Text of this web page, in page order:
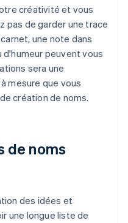
créativité et vous
pas de garder une trace
une note dans
peuvent vous
sera une
mesure que vous
création de noms.
de noms
des idées et
une longue liste de